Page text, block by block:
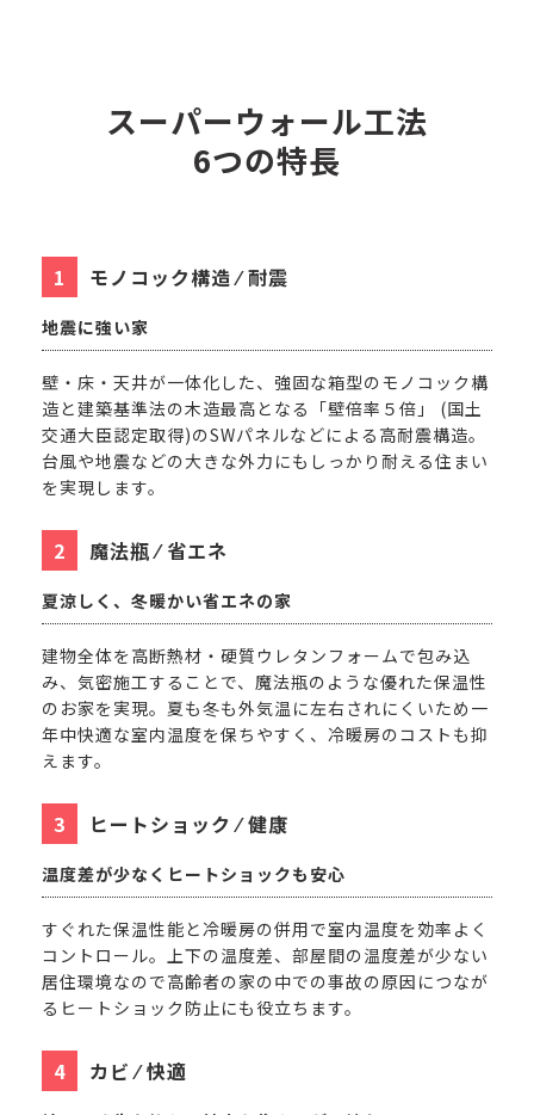
スーパーウォール工法
6つの特長
モノコック構造 ⁄ 耐震
地震に強い家
壁・床・天井が一体化した、強固な箱型のモノコック構
造と建築基準法の木造最高となる「壁倍率５倍」 (国土
交通大臣認定取得)のSWパネルなどによる高耐震構造。
台風や地震などの大きな外力にもしっかり耐える住まい
を実現します。
魔法瓶 ⁄ 省エネ
夏涼しく、冬暖かい省エネの家
建物全体を高断熱材・硬質ウレタンフォームで包み込
み、気密施工することで、魔法瓶のような優れた保温性
のお家を実現。夏も冬も外気温に左右されにくいため一
年中快適な室内温度を保ちやすく、冷暖房のコストも抑
えます。
ヒートショック ⁄ 健康
温度差が少なくヒートショックも安心
すぐれた保温性能と冷暖房の併用で室内温度を効率よく
コントロール。上下の温度差、部屋間の温度差が少ない
居住環境なので高齢者の家の中での事故の原因につなが
るヒートショック防止にも役立ちます。
カビ ⁄ 快適